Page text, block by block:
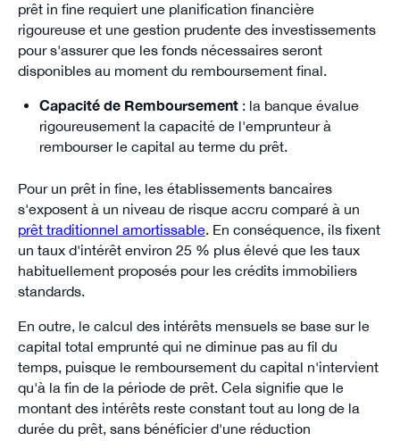
prêt in fine requiert une planification financière
rigoureuse et une gestion prudente des investissements
pour s'assurer que les fonds nécessaires seront
disponibles au moment du remboursement final.
Capacité de Remboursement: la banque évalue
rigoureusement la capacité de l'emprunteur à
rembourser le capital au terme du prêt.
Pour un prêt in fine, les établissements bancaires
s'exposent à un niveau de risque accru comparé à un
prêt traditionnel amortissable. En conséquence, ils fixent
un taux d'intérêt environ 25 % plus élevé que les taux
habituellement proposés pour les crédits immobiliers
standards.
En outre, le calcul des intérêts mensuels se base sur le
capital total emprunté qui ne diminue pas au fil du
temps, puisque le remboursement du capital n'intervient
qu'à la fin de la période de prêt. Cela signifie que le
montant des intérêts reste constant tout au long de la
durée du prêt, sans bénéficier d'une réduction